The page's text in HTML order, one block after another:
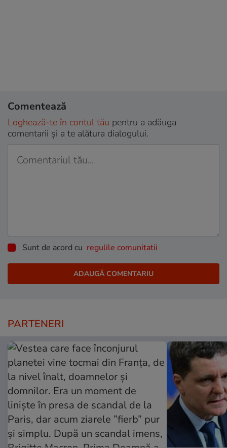
Comentează
Loghează-te în contul tău pentru a adăuga
comentarii și a te alătura dialogului.
Sunt de acord cu regulile comunitatii
PARTENERI